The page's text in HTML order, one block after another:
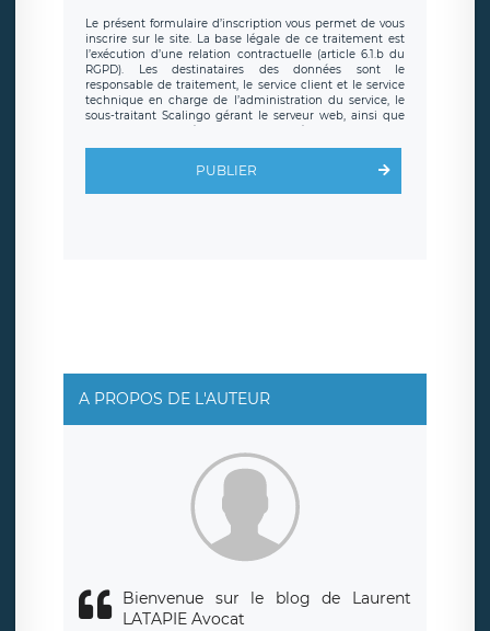
Le présent formulaire d’inscription vous permet de vous
inscrire sur le site. La base légale de ce traitement est
l’exécution d’une relation contractuelle (article 6.1.b du
RGPD). Les destinataires des données sont le
responsable de traitement, le service client et le service
technique en charge de l’administration du service, le
sous-traitant Scalingo gérant le serveur web, ainsi que
toute personne légalement autorisée. Le formulaire
d’inscription est hébergé sur un serveur hébergé par
clauses de
protection conformes au RGPD
. Les données collectées
sont conservées jusqu’à ce que l’Internaute en sollicite la
rue Léopold Sédar Senghor, joignable à l’adresse mail :
responsabledetraitement@legavox.fr. Vous avez
également le droit d’introduire une réclamation auprès
d’une autorité de contrôle.
PUBLIER
A PROPOS DE L'AUTEUR
Bienvenue sur le blog de Laurent
LATAPIE Avocat